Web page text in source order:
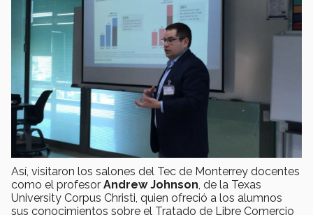
Así, visitaron los salones del Tec de Monterrey docentes
como el profesor Andrew Johnson , de la Texas
University Corpus Christi, quien ofreció a los alumnos
sus conocimientos sobre el Tratado de Libre Comercio